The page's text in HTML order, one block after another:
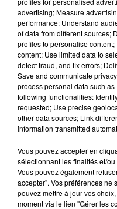
A lire aussi
6 août
À
robinets
6 août
Tags
advertising; Measure
performance; Understand
of data from different sources;
profiles to personalise
content; Use limited data to
detect fraud, and fix errors;
Save and communicate
process personal data such
following functionalities:
requested; Use precise
other data sources; Link
information transmitted
Vous pouvez accepter en
sélectionnant les finalités et/
Vous pouvez également
accepter". Vos préférences ne
pouvez mettre à jour vos
moment via le lien "Gérer les